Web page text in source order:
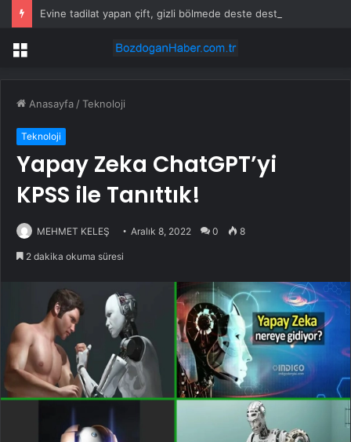
Menü
Anasayfa /Teknoloji
Teknoloji
Yapay Zeka ChatGPT’yi
KPSS ile Tanıttık!
MEHMET KELEŞ Aralık 8, 2022 0 8
2 dakika okuma süresi